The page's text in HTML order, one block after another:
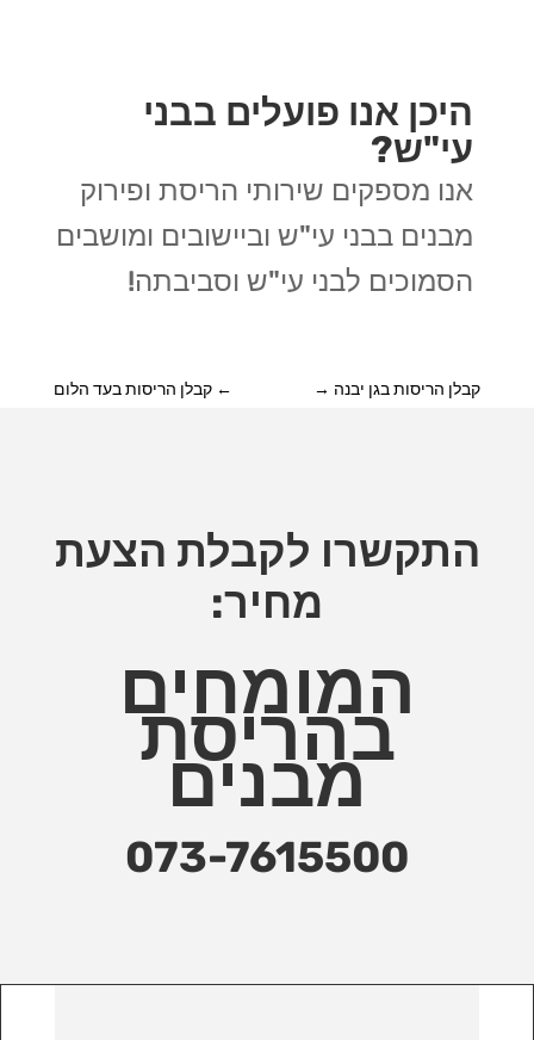
היכן אנו פועלים בבני
עי"ש?
אנו מספקים שירותי הריסת ופירוק
מבנים בבני עי"ש וביישובים ומושבים
הסמוכים לבני עי"ש וסביבתה!
←קבלן הריסות בעד הלום קבלן הריסות בגן יבנה →
התקשרו לקבלת הצעת
מחיר:
המומחים
בהריסת
מבנים
073-7615500